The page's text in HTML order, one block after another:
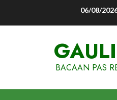
06/08/
BACAAN PAS